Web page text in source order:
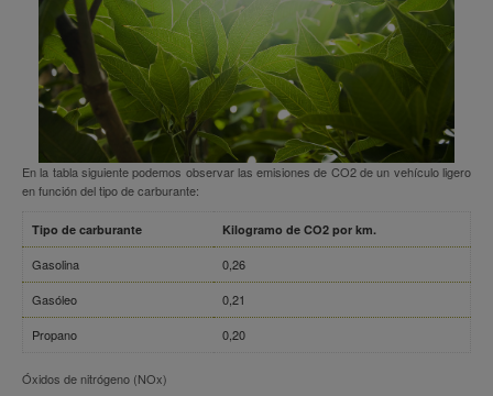
En la tabla siguiente podemos observar las emisiones de CO2 de un vehículo ligero
en función del tipo de carburante:
Tipo de carburante Kilogramo de CO2 por km.
Gasolina
0,26
Gasóleo
0,21
Propano
0,20
Óxidos de nitrógeno (NOx)